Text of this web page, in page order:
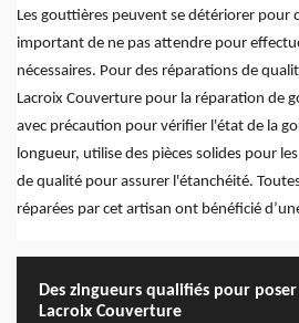
Les gouttières peuvent se détériorer pour
important de ne pas attendre pour
nécessaires. Pour des réparations de
Lacroix Couverture pour la réparation de
avec précaution pour vérifier l'état de la
longueur, utilise des pièces solides pour
de qualité pour assurer l'étanchéité.
réparées par cet artisan ont bénéficié
Des zingueurs qualifiés pour
Lacroix Couverture